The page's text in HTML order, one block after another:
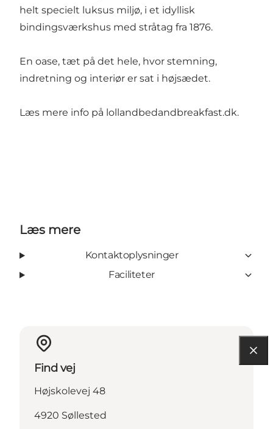
helt specielt luksus miljø, i et idyllisk
bindingsværkshus med stråtag fra 1876.
En oase, tæt på det hele, hvor stemning,
indretning og interiør er sat i højsædet.
Læs mere info på lollandbedandbreakfast.dk.
Læs mere
Kontaktoplysninger
Faciliteter
Find vej
Højskolevej 48
4920 Søllested